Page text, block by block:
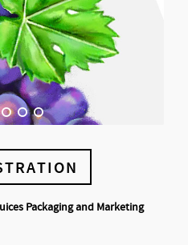
Packaging and Marketing